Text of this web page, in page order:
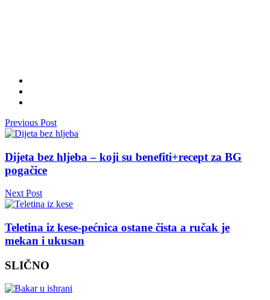
Previous Post
Dijeta bez hljeba – koji su benefiti+recept za BG
pogačice
Next Post
Teletina iz kese-pećnica ostane čista a ručak je
mekan i ukusan
SLIČNO